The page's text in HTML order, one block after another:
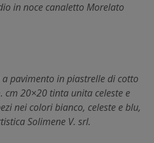
in noce canaletto Morelato
pavimento in piastrelle di cotto
20×20 tinta unita celeste e
nei colori bianco, celeste e blu,
Solimene V. srl.